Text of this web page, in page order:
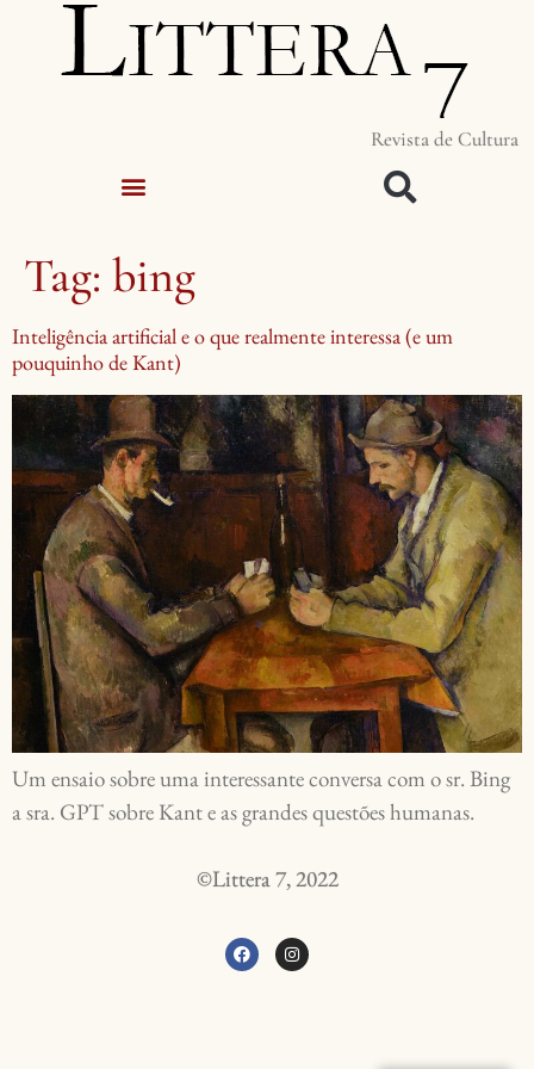
Revista de Cultura
Tag: bing
Inteligência artificial e o que realmente interessa (e um
pouquinho de Kant)
Um ensaio sobre uma interessante conversa com o sr. Bing
a sra. GPT sobre Kant e as grandes questões humanas.
©Littera 7, 2022